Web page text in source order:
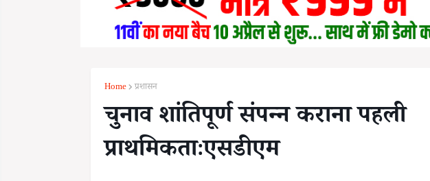
Home प्रशासन
चुनाव शांतिपूर्ण संपन्न कराना पहली
प्राथमिकताःएसडीएम